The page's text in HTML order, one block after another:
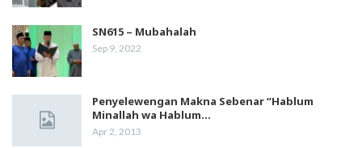
SN615 – Mubahalah
Sep 9, 2022
Penyelewengan Makna Sebenar “Hablum
Minallah wa Hablum…
Apr 2, 2013